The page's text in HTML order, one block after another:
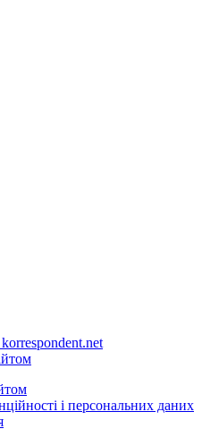
і персональних даних